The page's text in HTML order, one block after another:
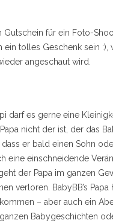
Gutschein für ein Foto-
ein tolles Geschenk sein :),
angeschaut wird.
darf es gerne eine
nicht der ist, der das
dass er bald einen Sohn
eine einschneidende
der Papa im ganzen
verloren. BabyBB’s Papa
– aber auch ein
Babygeschichten